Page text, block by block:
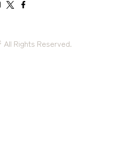
Rights Reserved.